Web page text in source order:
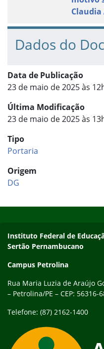
Dados do
Data de Publicação
23 de maio de 2025 às
Última Modificação
23 de maio de 2025 às
Tipo
Portaria
Origem
DG
Endereço
Instituto Federal de
Sertão Pernambucano
Campus Petrolina
Rua Maria Luzia de Araújo
– Petrolina/PE – CEP: 56316-
Telefone: (87) 2162-1400